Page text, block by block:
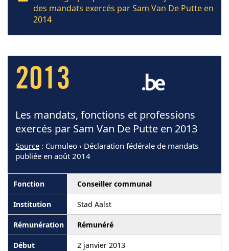
des mandats exercés par Sam Van De Putte en
2014
2013
Les mandats, fonctions et professions
exercés par Sam Van De Putte en 2013
Source : Cumuleo › Déclaration fédérale de mandats
publiée en août 2014
Conseiller communal
Stad Aalst
Rémunéré
2 janvier 2013